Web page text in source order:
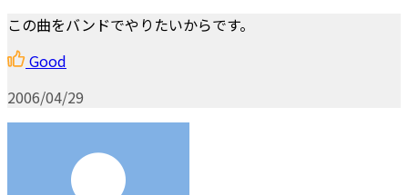
この曲をバンドでやりたいからです。
Good
2006/04/29